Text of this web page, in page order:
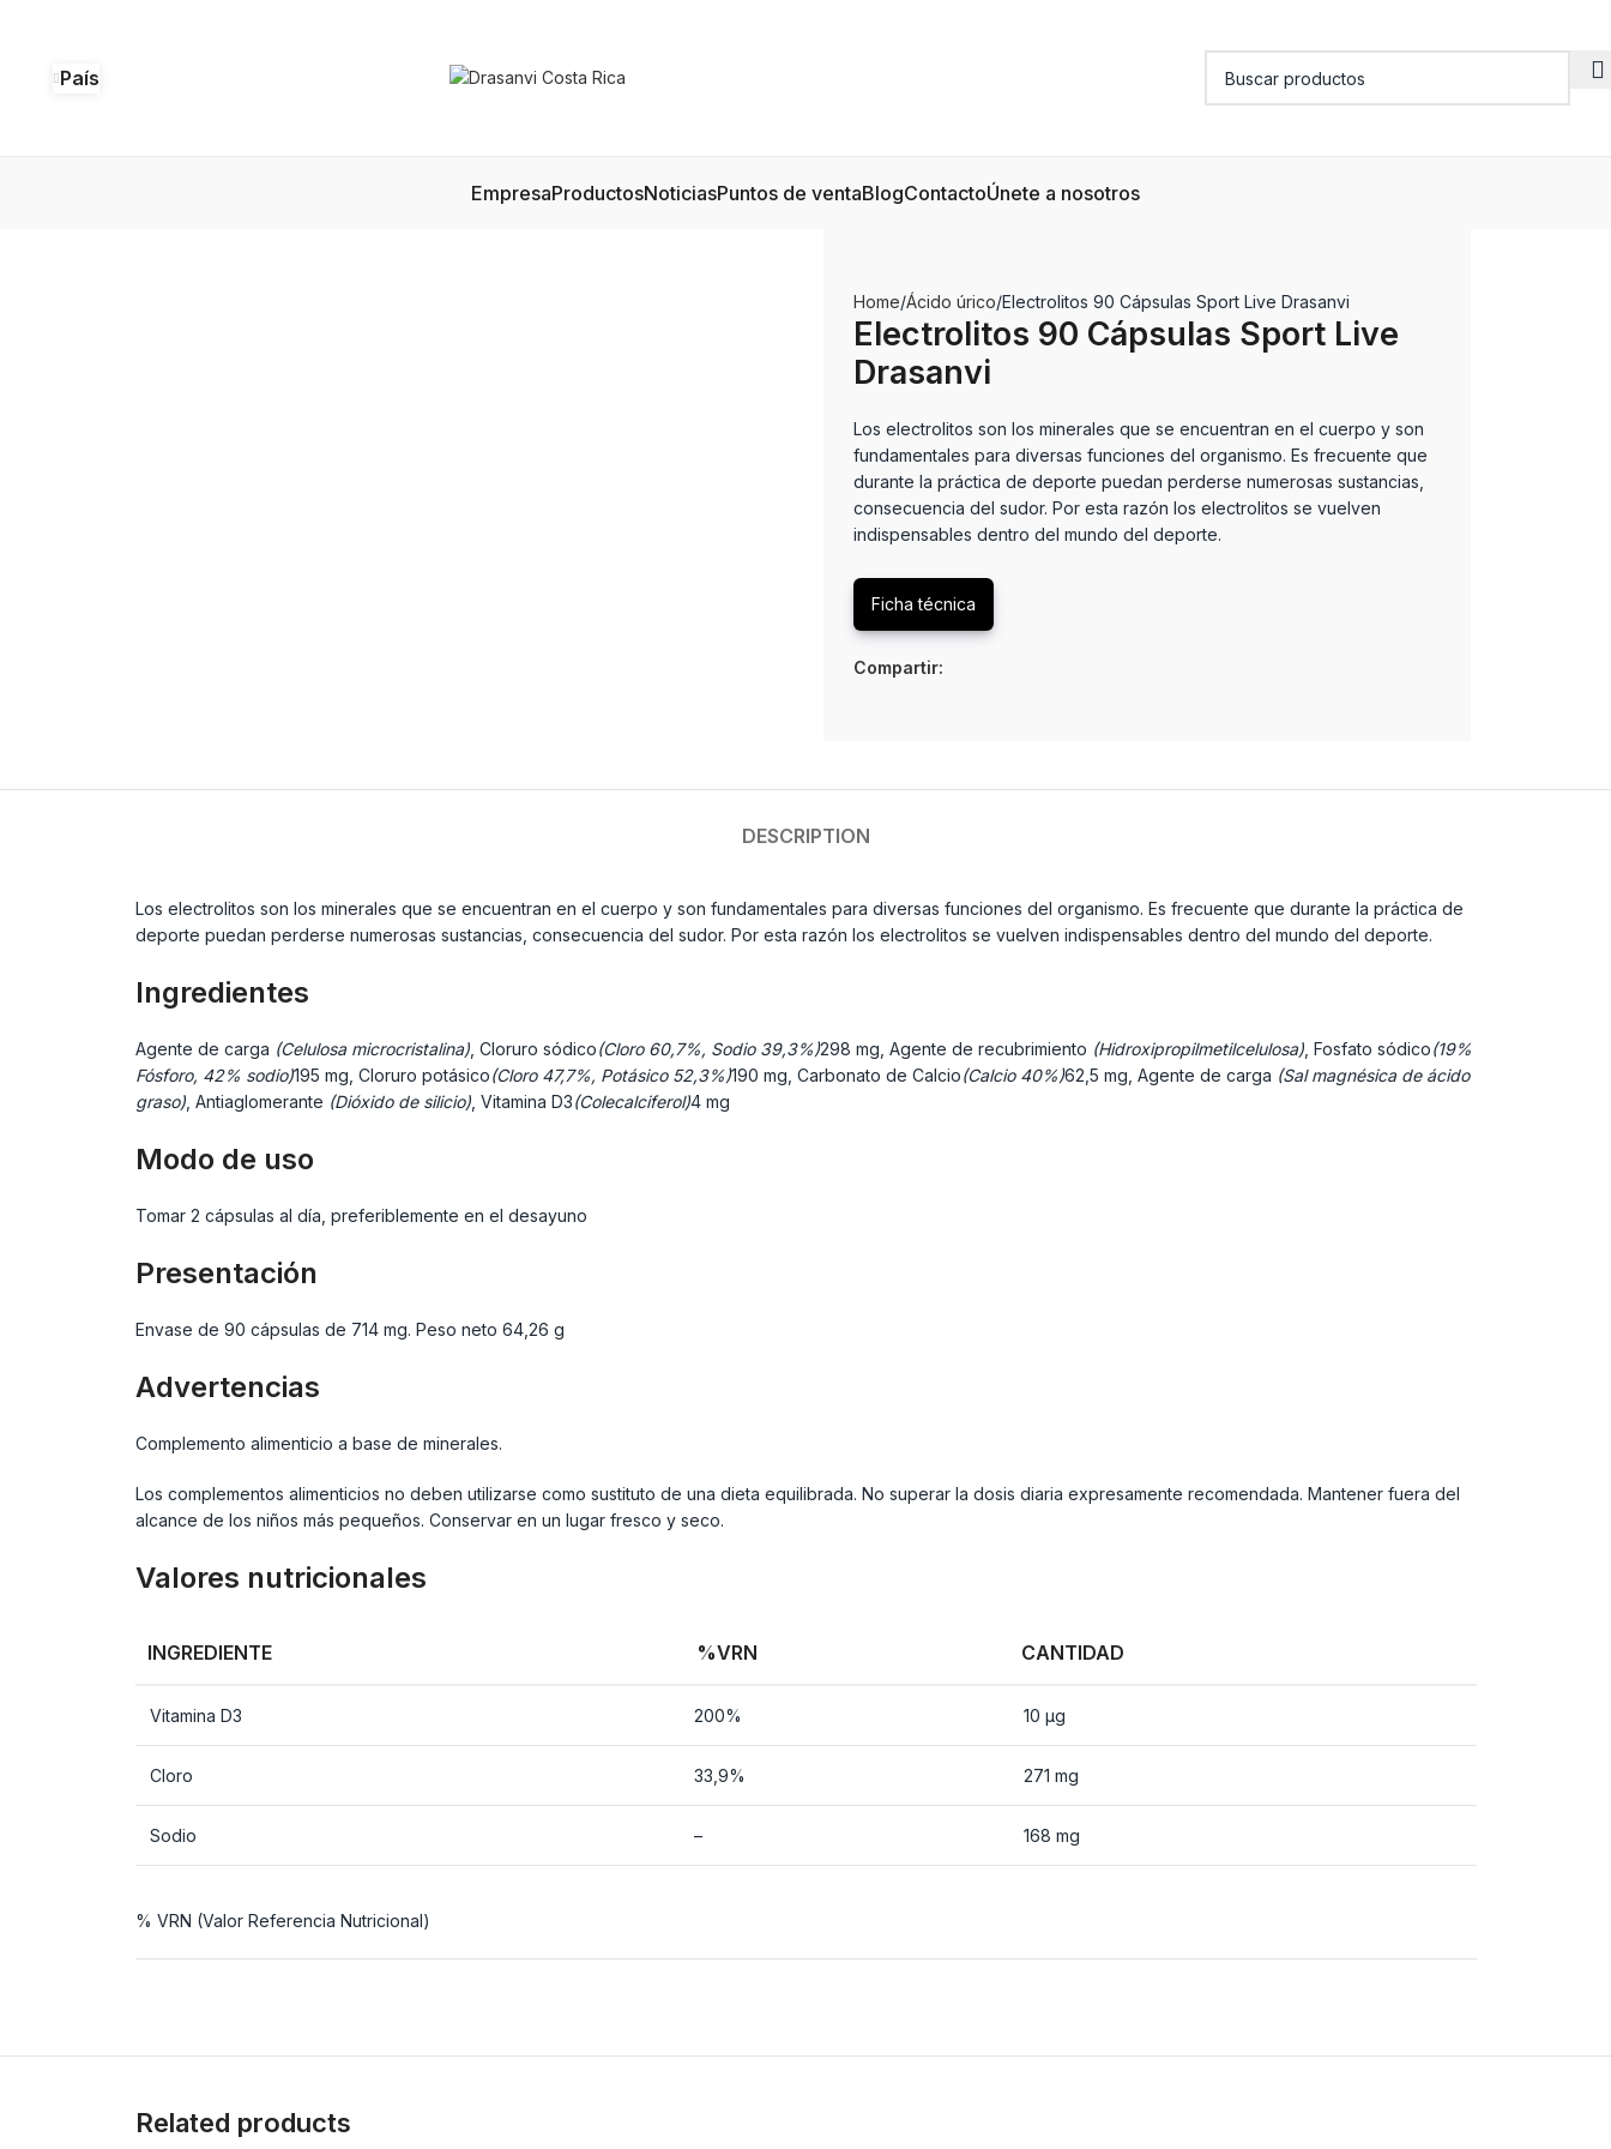
País
EmpresaProductosNoticiasPuntos de ventaBlogContactoÚnete a nosotros
Home Ácido úrico Electrolitos 90 Cápsulas Sport Live Drasanvi
Electrolitos 90 Cápsulas Sport Live
Drasanvi
Los electrolitos son los minerales que se encuentran en el cuerpo y son
fundamentales para diversas funciones del organismo. Es frecuente que
durante la práctica de deporte puedan perderse numerosas sustancias,
consecuencia del sudor. Por esta razón los electrolitos se vuelven
indispensables dentro del mundo del deporte.
Ficha técnica
Compartir:
DESCRIPTION
Los electrolitos son los minerales que se encuentran en el cuerpo y son fundamentales para diversas funciones del organismo. Es frecuente que durante la práctica de
deporte puedan perderse numerosas sustancias, consecuencia del sudor. Por esta razón los electrolitos se vuelven indispensables dentro del mundo del deporte.
Ingredientes
Agente de carga (Celulosa microcristalina), Cloruro sódico(Cloro 60,7%, Sodio 39,3%)298 mg, Agente de recubrimiento (Hidroxipropilmetilcelulosa), Fosfato sódico(19%
Fósforo, 42% sodio)195 mg, Cloruro potásico(Cloro 47,7%, Potásico 52,3%)190 mg, Carbonato de Calcio(Calcio 40%)62,5 mg, Agente de carga (Sal magnésica de ácido
graso), Antiaglomerante (Dióxido de silicio), Vitamina D3(Colecalciferol)4 mg
Modo de uso
Tomar 2 cápsulas al día, preferiblemente en el desayuno
Presentación
Envase de 90 cápsulas de 714 mg. Peso neto 64,26 g
Advertencias
Complemento alimenticio a base de minerales.
Los complementos alimenticios no deben utilizarse como sustituto de una dieta equilibrada. No superar la dosis diaria expresamente recomendada. Mantener fuera del
alcance de los niños más pequeños. Conservar en un lugar fresco y seco.
Valores nutricionales
INGREDIENTE %VRN CANTIDAD
Vitamina D3 200% 10 µg
Cloro 33,9% 271 mg
Sodio – 168 mg
% VRN (Valor Referencia Nutricional)
Related products